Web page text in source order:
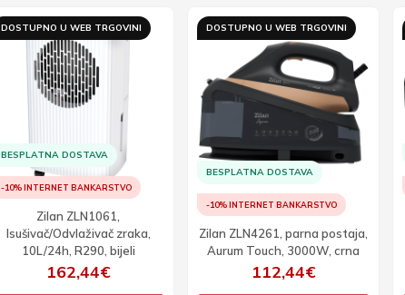
DOSTUPNO U WEB TRGOVINI
BESPLATNA DOSTAVA
-10% INTERNET BANKARSTVO
Zilan ZLN1061,
Isušivač/Odvlaživač zraka,
10L/24h, R290, bijeli
162,44€
DOSTUPNO U WEB TRGOVINI
BESPLATNA DOSTAVA
-10% INTERNET BANKARSTVO
Zilan ZLN4261, parna postaja,
Aurum Touch, 3000W, crna
112,44€